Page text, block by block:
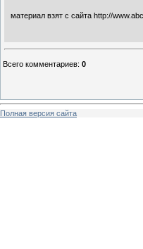
материал взят с сайта http://
Всего комментариев: 0
Полная версия сайта